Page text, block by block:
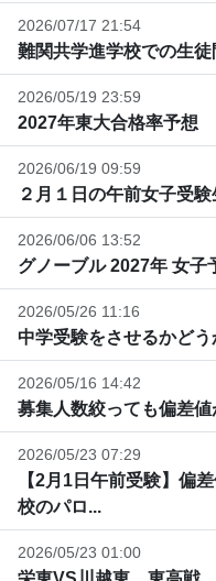
2026/07/17 21:54
難関共学進学校での生
2026/05/19 23:59
2027年東大合格率予想
2026/06/19 09:59
２月１日の午前女子受
2026/06/06 13:52
グノーブル 2027年 女子
2026/05/26 11:16
中学受験をさせるかど
2026/05/16 14:42
募集人数絞っても偏差
2026/05/23 07:29
【2月1日午前受験】偏
校のパロ...
2026/05/23 01:00